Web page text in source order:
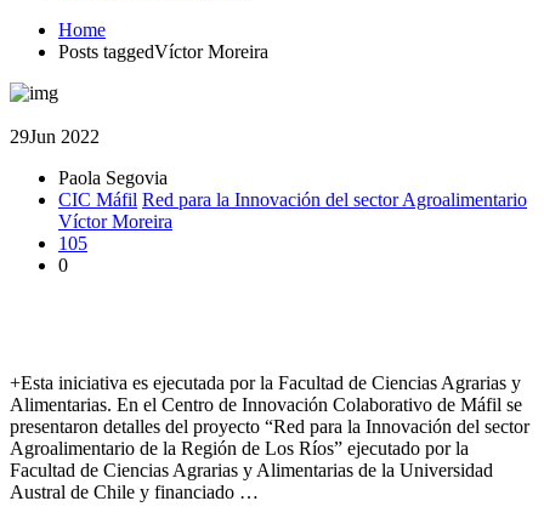
Home
Posts taggedVíctor Moreira
29Jun 2022
Paola Segovia
CIC Máfil Red para la Innovación del sector Agroalimentario
Víctor Moreira
105
0
+Esta iniciativa es ejecutada por la Facultad de Ciencias Agrarias y
Alimentarias. En el Centro de Innovación Colaborativo de Máfil se
presentaron detalles del proyecto “Red para la Innovación del sector
Agroalimentario de la Región de Los Ríos” ejecutado por la
Facultad de Ciencias Agrarias y Alimentarias de la Universidad
Austral de Chile y financiado …